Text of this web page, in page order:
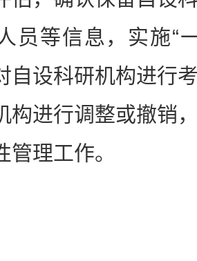
员等信息，实施“
自设科研机构进行
构进行调整或撤销
管理工作。